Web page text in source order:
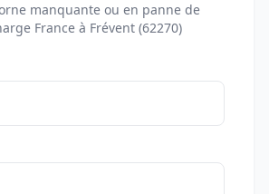
manquante ou en panne de
France à Frévent (62270)